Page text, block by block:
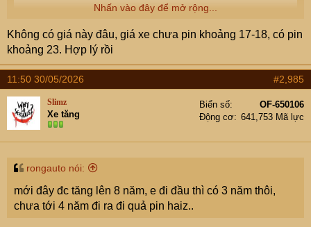
Nhấn vào đây để mở rộng...
Không có giá này đâu, giá xe chưa pin khoảng 17-18, có pin
khoảng 23. Hợp lý rồi
11:50 30/05/2026 #2,985
Slimz
Xe tăng
Biển số
OF-650106
Động cơ
641,753 Mã lực
rongauto nói:
mới đây đc tăng lên 8 năm, e đi đầu thì có 3 năm thôi,
chưa tới 4 năm đi ra đi quả pin haiz..